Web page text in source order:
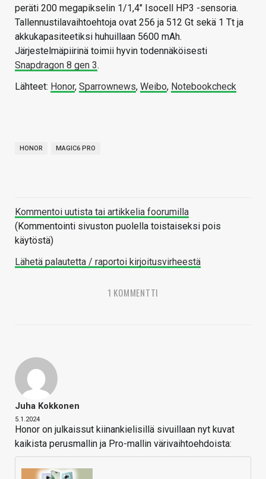
peräti 200 megapikselin 1/1,4″ Isocell HP3 -sensoria.
Tallennustilavaihtoehtoja ovat 256 ja 512 Gt sekä 1 Tt ja
akkukapasiteetiksi huhuillaan 5600 mAh.
Järjestelmäpiirinä toimii hyvin todennäköisesti
Snapdragon 8 gen 3.
Lähteet: Honor, Sparrownews, Weibo, Notebookcheck
HONOR MAGIC6 PRO
Kommentoi uutista tai artikkelia foorumilla
(Kommentointi sivuston puolella toistaiseksi pois
käytöstä)
Lähetä palautetta / raportoi kirjoitusvirheestä
1 KOMMENTTI
Juha Kokkonen
5.1.2024
Honor on julkaissut kiinankielisillä sivuillaan nyt kuvat
kaikista perusmallin ja Pro-mallin värivaihtoehdoista: